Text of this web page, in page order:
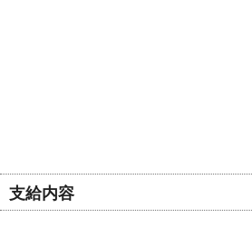
支給内容